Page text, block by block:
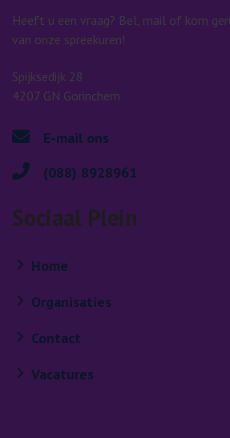
Heeft u een vraag? Bel, mail of kom
van onze spreekuren!
Spijksedijk 28
4207 GN Gorinchem
E-mail ons
(088) 8928961
Sociaal Plein
Home
Organisaties
Contact
Vacatures